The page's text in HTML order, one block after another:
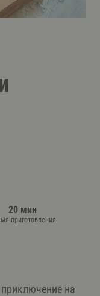
20 мин
приготовления
на